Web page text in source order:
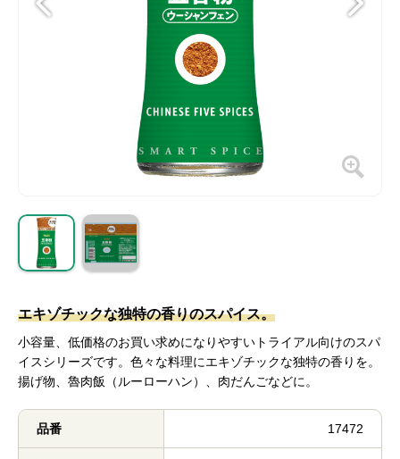
エキゾチックな独特の香りのスパイス。
小容量、低価格のお買い求めになりやすいトライアル向けのスパ
イスシリーズです。色々な料理にエキゾチックな独特の香りを。
揚げ物、魯肉飯（ルーローハン）、肉だんごなどに。
品番 17472